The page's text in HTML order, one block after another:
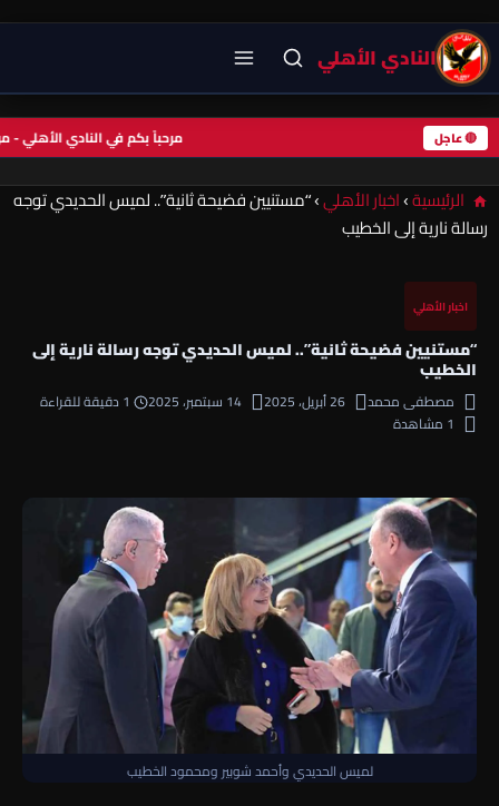
النادي الأهلي
🔴 عاجل مرحباً بكم في النادي
الرئيسية›اخبار الأهلي›“مستنيين فضيحة ثانية”.. لميس الحديدي توجه
رسالة نارية إلى الخطيب
اخبار الأهلي
“مستنيين فضيحة ثانية”.. لميس الحديدي توجه رسالة نارية إلى
الخطيب
مصطفى محمد 26 أبريل، 2025 14 سبتمبر، 2025
1 دقيقة للقراءة
1 مشاهدة
لميس الحديدي وأحمد شوبير ومحمود الخطيب